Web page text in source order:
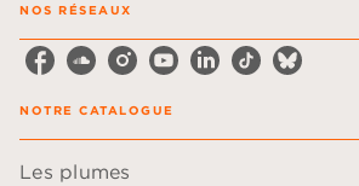
NOS RÉSEAUX
NOTRE CATALOGUE
Les plumes